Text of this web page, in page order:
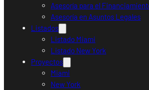
Asesoría para el
Asesoría en Asuntos Legales
Listados
Listado Miami
Listado New York
Proyectos
Miami
New York